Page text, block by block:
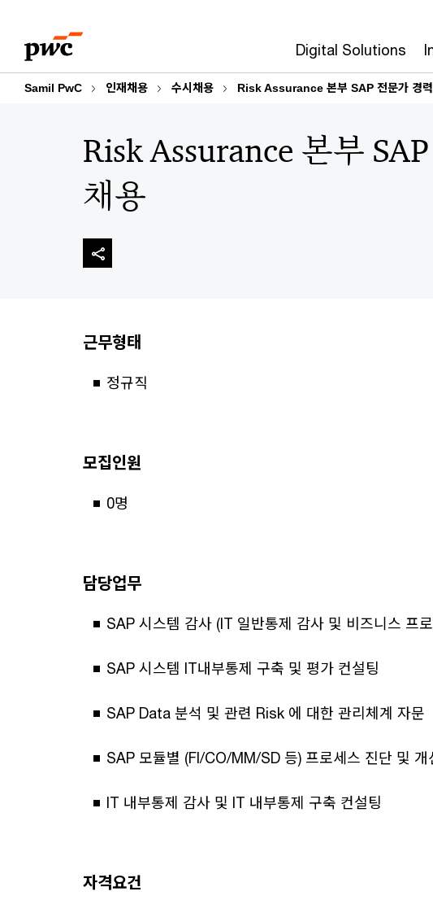
content
footer
Digital Solutions
Samil PwC 인재채용 수시채용 Risk Assurance 본부 SAP 전문가 경
Risk Assurance 본부
채용
근무형태
정규직
모집인원
0명
담당업무
SAP 시스템 감사 (IT 일반통제 감사 및 비즈니스 프
SAP 시스템 IT내부통제 구축 및 평가 컨설팅
SAP Data 분석 및 관련 Risk 에 대한 관리체계 자문
SAP 모듈별 (FI/CO/MM/SD 등) 프로세스 진단 및 개
IT 내부통제 감사 및 IT 내부통제 구축 컨설팅
자격요건